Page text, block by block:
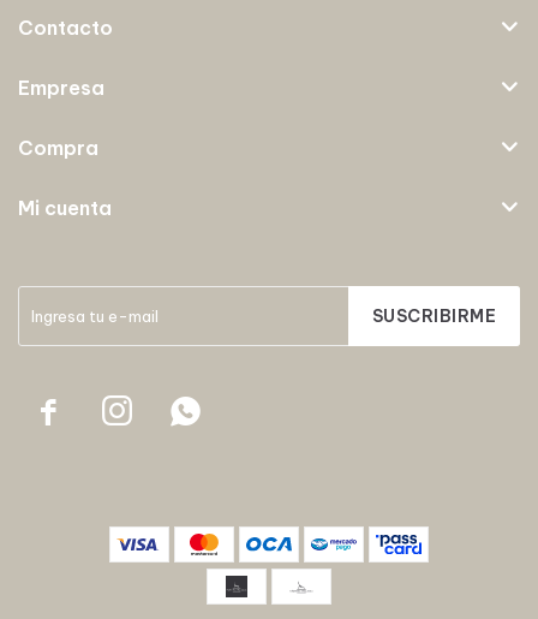
SUSCRIBIRME
  
Contacto
Empresa
Compra
Mi cuenta